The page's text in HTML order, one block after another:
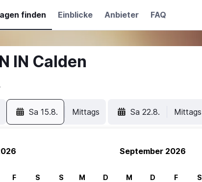
finden Einblicke Anbieter FAQ
IN Calden
Sa 15.8. Mittags Sa 22.8. Mittags
F S S
September 2026
M D M D F S